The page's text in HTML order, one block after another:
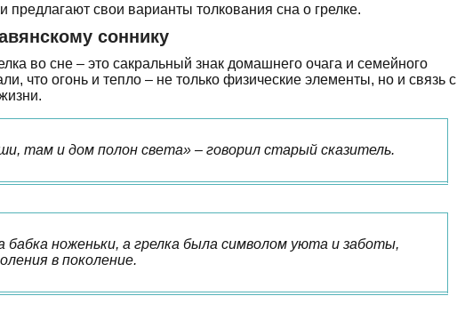
предлагают свои варианты толкования сна о грелке.
соннику
во сне – это сакральный знак домашнего очага и семейного
что огонь и тепло – не только физические элементы, но и связь с
там и дом полон света» – говорил старый сказитель.
бабка ноженьки, а грелка была символом уюта и заботы,
в поколение.